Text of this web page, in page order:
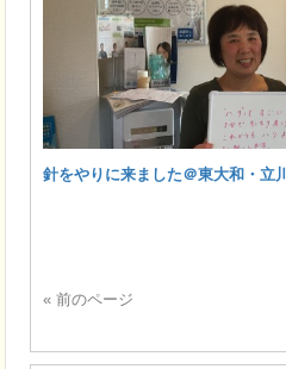
針をやりに来ました＠東大和・立川
« 前のページ